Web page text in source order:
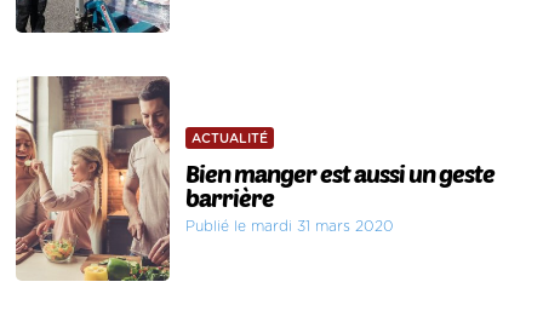
ACTUALITÉ
Bien manger est aussi un geste
barrière
Publié le mardi 31 mars 2020